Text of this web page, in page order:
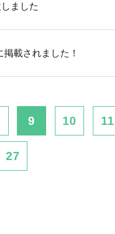
ました
載されました！
9 10 11
27